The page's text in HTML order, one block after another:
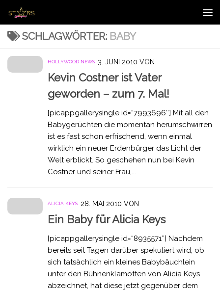
Zum Inhalt springen
SCHLAGWÖRTER: BABY
HOLLYWOOD NEWS 3. JUNI 2010 VON
Kevin Costner ist Vater
geworden – zum 7. Mal!
[picappgallerysingle id=“7993696″] Mit all den
Babygerüchten die momentan herumschwirren
ist es fast schon erfrischend, wenn einmal
wirklich ein neuer Erdenbürger das Licht der
Welt erblickt. So geschehen nun bei Kevin
Costner und seiner Frau,...
ALICIA KEYS 28. MAI 2010 VON
Ein Baby für Alicia Keys
[picappgallerysingle id=“8935571″] Nachdem
bereits seit Tagen darüber spekuliert wird, ob
sich tatsächlich ein kleines Babybäuchlein
unter den Bühnenklamotten von Alicia Keys
abzeichnet, hat diese jetzt gegenüber dem